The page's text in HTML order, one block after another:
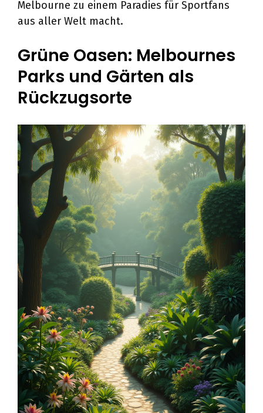
Melbourne zu einem Paradies für Sportfans
aus aller Welt macht.
Grüne Oasen: Melbournes
Parks und Gärten als
Rückzugsorte